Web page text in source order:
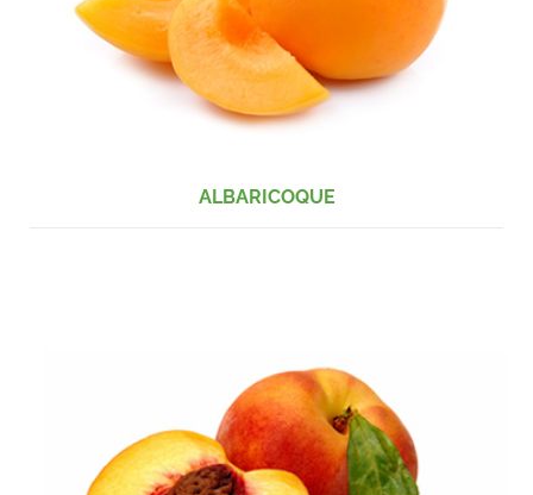
ALBARICOQUE